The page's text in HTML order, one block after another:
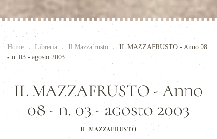
Home Libreria Il Mazzafrusto
IL MAZZAFRUSTO - Anno 08
- n. 03 - agosto 2003
IL MAZZAFRUSTO - Anno
08 - n. 03 - agosto 2003
IL MAZZAFRUSTO